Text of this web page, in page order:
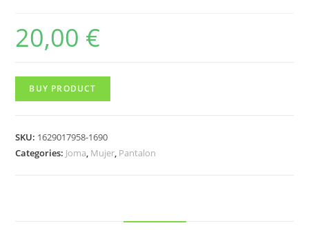
20,00 €
BUY PRODUCT
SKU: 1629017958-1690
Categories: Joma, Mujer, Pantalon